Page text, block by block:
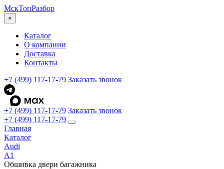
МскТопРазбор
×
Каталог
О компании
Доставка
Контакты
+7 (499) 117-17-79 Заказать звонок
+7 (499) 117-17-79 Заказать звонок
+7 (499) 117-17-79
Главная
Каталог
Audi
A1
Обшивка двери багажника